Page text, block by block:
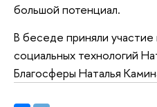
большой потенциал.
В беседе приняли
социальных технологий
Благосферы Наталья